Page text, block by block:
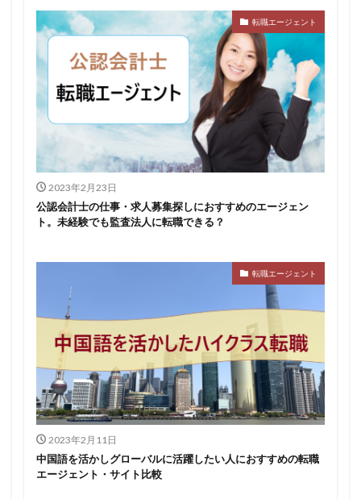
転職エージェント
2023年2月23日
公認会計士の仕事・求人募集探しにおすすめのエージェン
ト。未経験でも監査法人に転職できる？
転職エージェント
2023年2月11日
中国語を活かしグローバルに活躍したい人におすすめの転職
エージェント・サイト比較